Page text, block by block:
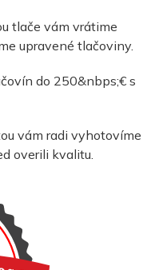
tlače vám vrátime
upravené tlačoviny.
do 250&nbps;€ s
vám radi vyhotovíme
overili kvalitu.